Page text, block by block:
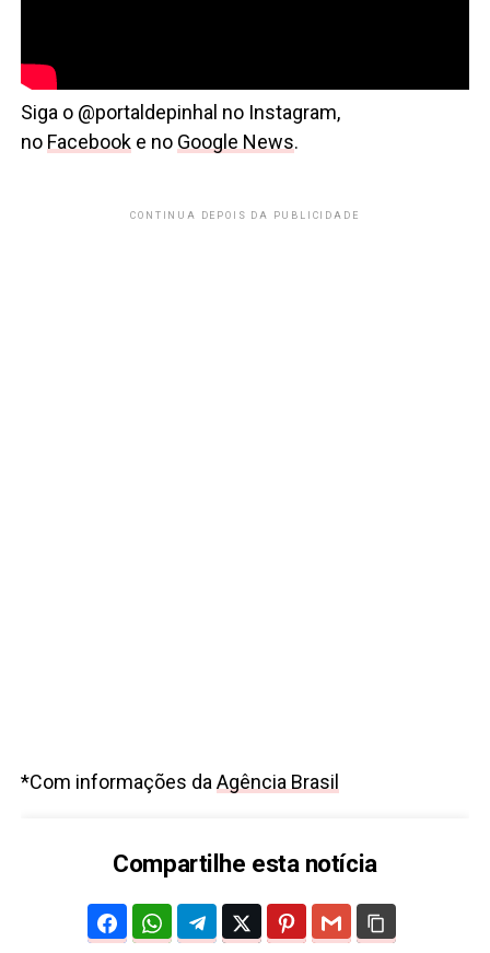
Siga o @portaldepinhal no Instagram,
no Facebooke no Google News.
CONTINUA DEPOIS DA PUBLICIDADE
*Com informações da Agência Brasil
Compartilhe esta notícia